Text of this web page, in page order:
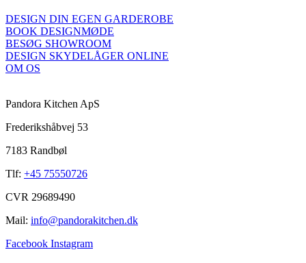
DESIGN DIN EGEN GARDEROBE
BOOK DESIGNMØDE
BESØG SHOWROOM
DESIGN SKYDELÅGER ONLINE
OM OS
Pandora Kitchen ApS
Frederikshåbvej 53
7183 Randbøl
Tlf: +45 75550726
CVR 29689490
Mail: info@pandorakitchen.dk
Facebook Instagram